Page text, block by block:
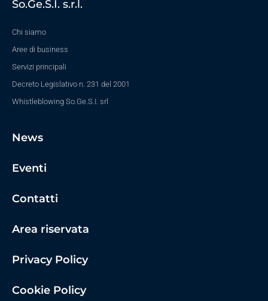
So.Ge.S.I. s.r.l.
Chi siamo
Aree di business
Servizi principali
Decreto Legislativo n. 231 del 2001
Whistleblowing So.Ge.S.I. srl
News
Eventi
Contatti
Area riservata
Privacy Policy
Cookie Policy